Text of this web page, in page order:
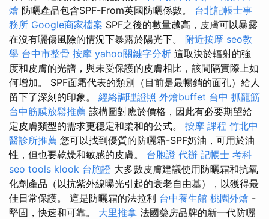
燴 防曬產品包含SPF-From英國防曬係數。 台北記帳士事
務所 Google商家檔案 SPF之後的數量越高，皮膚可以暴露
在沒有曬傷風險的情況下暴露於陽光下。 附近按摩 seo教
學 台中市整骨 按摩 yahoo關鍵字分析 這取決於輻射的強
度和皮膚的光譜，與未受保護的皮膚相比，該間隔實際上如
何增加。 SPF面霜代表的類別（目前是最暢銷的面孔）給人
留下了深刻的印象。 經絡調理證照 外燴buffet 台中 抓龍筋
台中筋膜放鬆推薦 該構圖對應於價格，因此有必要期望給
定皮膚類型的需求更穩定和柔和的公式。 按摩 課程 竹北中
醫診所推薦 您可以找到優質的防曬霜-SPF奶油，可用於油
性，但也要乾燥和敏感的皮膚。 台胞證 代辦 記帳士 考科
seo tools klook 台胞證 大多數皮膚建議使用防曬霜和抗氧
化劑產品（以抗紫外線曝光引起的衰老自由基），以獲得最
佳日常保護。 這是防曬霜的法拉利 台中養生館 桃園外燴 -
堅固，快速和可靠。 大里推拿 法國藥房品牌的新一代防曬